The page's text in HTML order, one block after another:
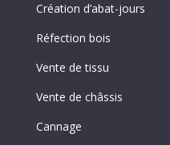
Création d’abat-jours
Réfection bois
Vente de tissu
Vente de châssis
Cannage